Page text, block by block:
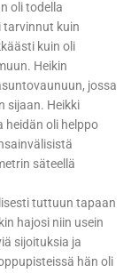
oli todella
tarvinnut kuin
kuin oli
Heikin
jossa
sijaan. Heikki
heidän oli helppo
säteellä
tuttuun tapaan
hajosi niin usein
sijoituksia ja
hän oli